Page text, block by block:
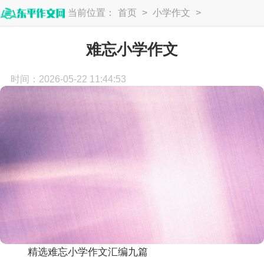
当前位置： 首页 > 小学作文 >
小学生作文
难忘小学作文
时间：2026-05-22 11:44:53
精选难忘小学作文汇编九篇